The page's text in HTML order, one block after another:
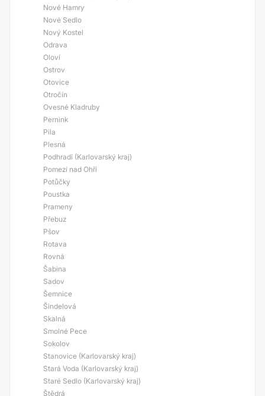
Nové Hamry
Nové Sedlo
Nový Kostel
Odrava
Oloví
Ostrov
Otovice
Otročín
Ovesné Kladruby
Pernink
Pila
Plesná
Podhradí (Karlovarský kraj)
Pomezí nad Ohří
Potůčky
Poustka
Prameny
Přebuz
Pšov
Rotava
Rovná
Šabina
Sadov
Šemnice
Šindelová
Skalná
Smolné Pece
Sokolov
Stanovice (Karlovarský kraj)
Stará Voda (Karlovarský kraj)
Staré Sedlo (Karlovarský kraj)
Štědrá